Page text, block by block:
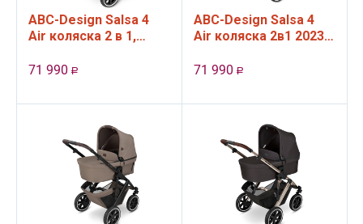
ABC-Design Salsa 4
Air коляска 2 в 1,
71 990 Р
ABC-Design Salsa 4
Air коляска 2в1 2023,
71 990 Р